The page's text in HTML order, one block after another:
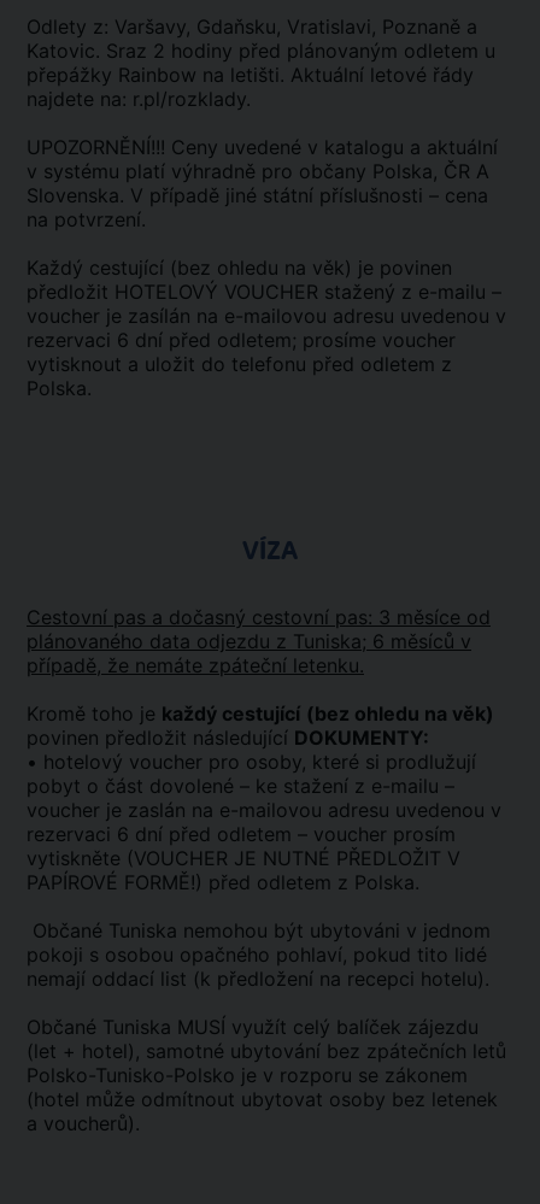
Odlety z: Varšavy, Gdaňsku, Vratislavi, Poznaně a
Katovic. Sraz 2 hodiny před plánovaným odletem u
přepážky Rainbow na letišti. Aktuální letové řády
najdete na: r.pl/rozklady.
UPOZORNĚNÍ!!! Ceny uvedené v katalogu a aktuální
v systému platí výhradně pro občany Polska, ČR A
Slovenska. V případě jiné státní příslušnosti – cena
na potvrzení.
Každý cestující (bez ohledu na věk) je povinen
předložit HOTELOVÝ VOUCHER stažený z e-mailu –
voucher je zasílán na e-mailovou adresu uvedenou v
rezervaci 6 dní před odletem; prosíme voucher
vytisknout a uložit do telefonu před odletem z
Polska.
VÍZA
Cestovní pas a dočasný cestovní pas: 3 měsíce od
plánovaného data odjezdu z Tuniska; 6 měsíců v
případě, že nemáte zpáteční letenku.
Kromě toho je každý cestující (bez ohledu na věk)
povinen předložit následující DOKUMENTY:
• hotelový voucher pro osoby, které si prodlužují
pobyt o část dovolené – ke stažení z e-mailu –
voucher je zaslán na e-mailovou adresu uvedenou v
rezervaci 6 dní před odletem – voucher prosím
vytiskněte (VOUCHER JE NUTNÉ PŘEDLOŽIT V
PAPÍROVÉ FORMĚ!) před odletem z Polska.
Občané Tuniska nemohou být ubytováni v jednom
pokoji s osobou opačného pohlaví, pokud tito lidé
nemají oddací list (k předložení na recepci hotelu).
Občané Tuniska MUSÍ využít celý balíček zájezdu
(let + hotel), samotné ubytování bez zpátečních letů
Polsko-Tunisko-Polsko je v rozporu se zákonem
(hotel může odmítnout ubytovat osoby bez letenek
a voucherů).